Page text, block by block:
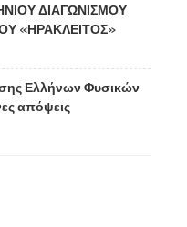
ΔΙΑΓΩΝΙΣΜΟΥ
«ΗΡΑΚΛΕΙΤΟΣ»
Ελλήνων Φυσικών
απόψεις